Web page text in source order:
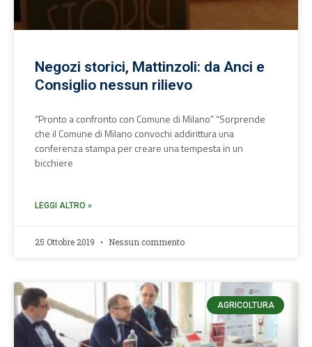
Negozi storici, Mattinzoli: da Anci e
Consiglio nessun rilievo
“Pronto a confronto con Comune di Milano” “Sorprende
che il Comune di Milano convochi addirittura una
conferenza stampa per creare una tempesta in un
bicchiere
LEGGI ALTRO »
25 Ottobre 2019 Nessun commento
AGRICOLTURA